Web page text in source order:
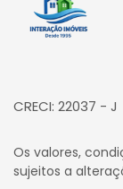
CRECI: 22037 - J
Os valores,
sujeitos a